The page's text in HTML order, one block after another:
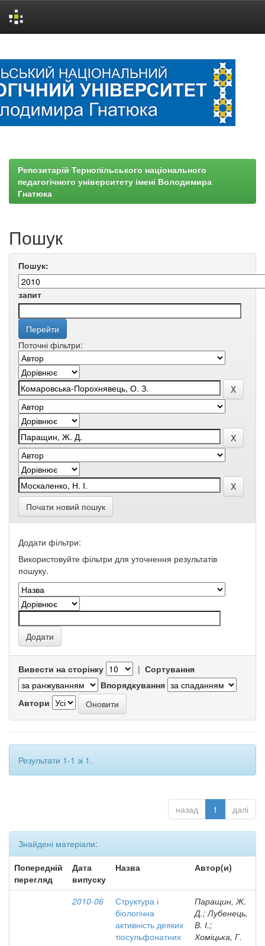
Репозитарій Тернопільського національного
педагогічного університету імені Володимира
Гнатюка
Пошук
Пошук:
запит
Поточні фільтри:
Почати новий пошук
Додати фільтри:
Використовуйте фільтри для уточнення результатів
пошуку.
Вивести на сторінку | Сортування
Впорядкування
Автори
Результати 1-1 зі 1.
назад 1 далі
Знайдені матеріали:
Попередній
перегляд
Дата
випуску
Назва Автор(и)
2010-06
Структура і
біологічна
активність деяких
тіосульфонатних
Паращин, Ж.
Д.; Лубенець,
В. І.;
Хоміцька, Г.